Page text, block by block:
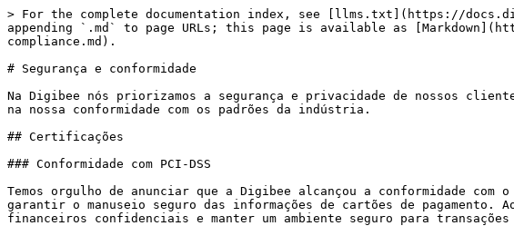
> For the complete documentation index, see [llms.txt](https://
appending `.md` to page URLs; this page is available as
compliance.md).
# Segurança e conformidade
Na Digibee nós priorizamos a segurança e privacidade de nossos
na nossa conformidade com os padrões da indústria.
## Certificações
### Conformidade com PCI-DSS
Temos orgulho de anunciar que a Digibee alcançou a conformidade
garantir o manuseio seguro das informações de cartões de pagamento.
financeiros confidenciais e manter um ambiente seguro para transações